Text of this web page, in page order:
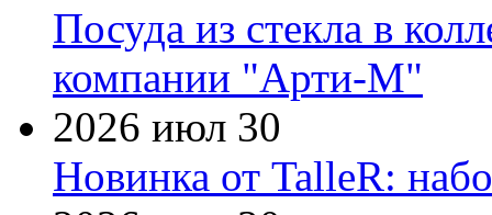
Посуда из стекла в
компании "Арти-М"
2026 июл 30
Новинка от TalleR: